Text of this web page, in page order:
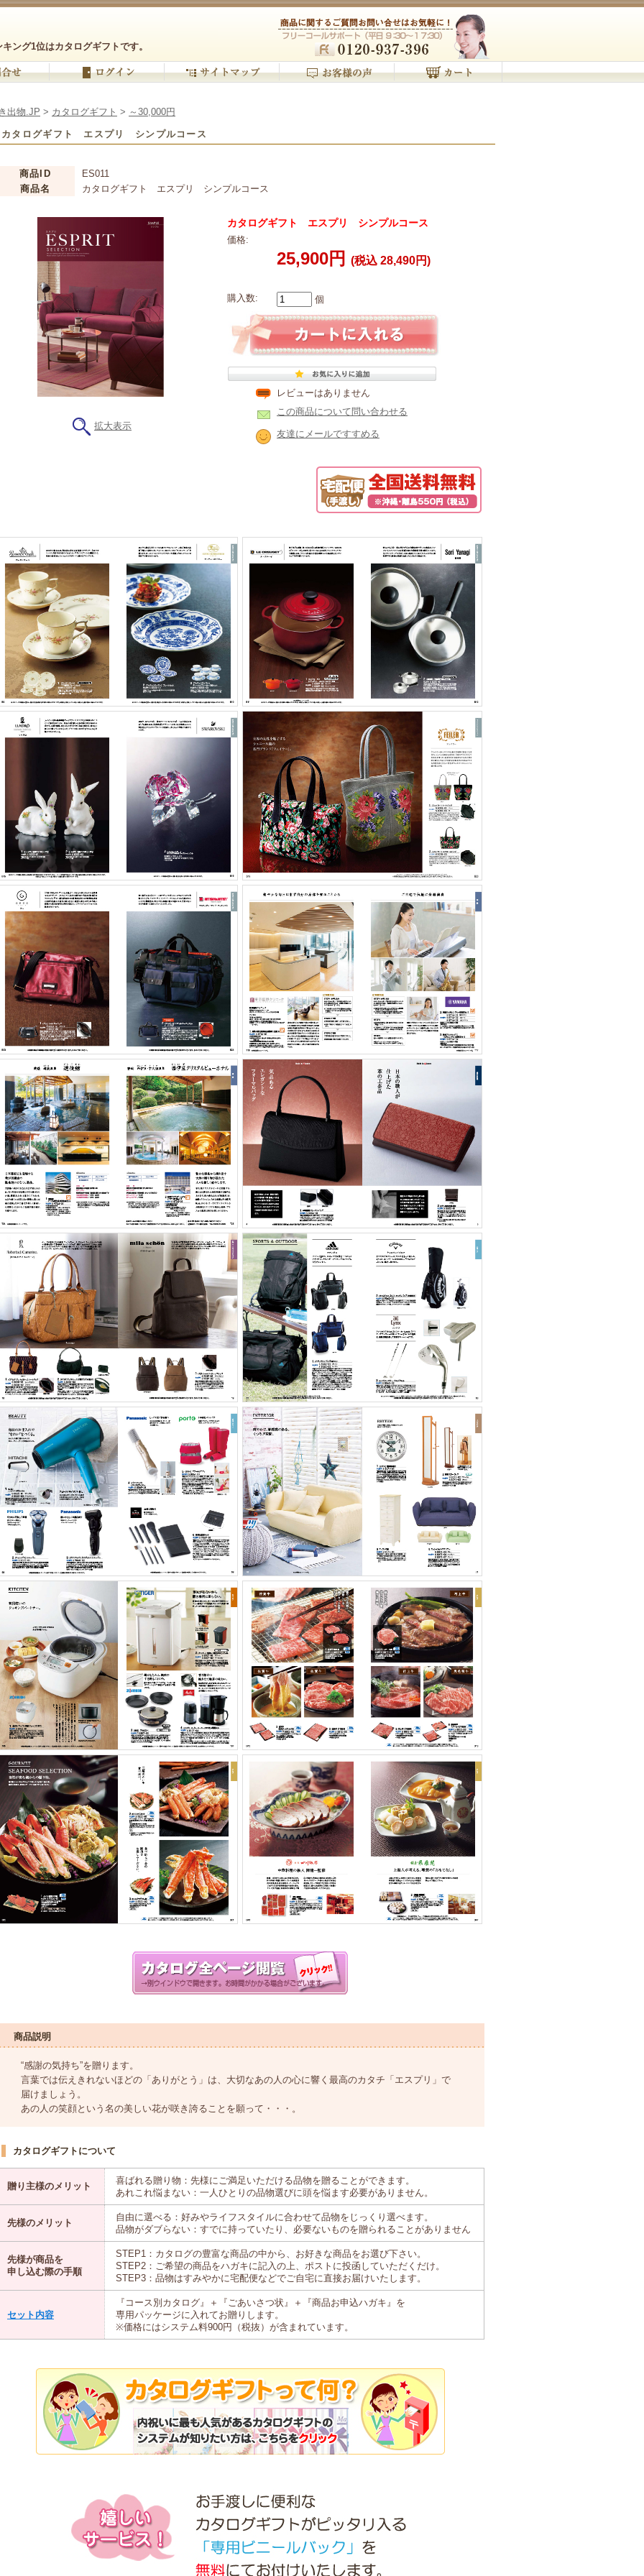
ング1位はカタログギフトです。
出物.JP > カタログギフト > ～30,000円
カタログギフト エスプリ シンプルコース
商品ID
ES011
商品名
カタログギフト エスプリ シンプルコース
拡大表示
カタログギフト エスプリ シンプルコース
価格:
25,900円 (税込 28,490円)
購入数: 個
レビューはありません
この商品について問い合わせる
友達にメールですすめる
商品説明
“感謝の気持ち”を贈ります。
言葉では伝えきれないほどの「ありがとう」は、大切なあの人の心に響く最高のカタチ「エスプリ」で
届けましょう。
あの人の笑顔という名の美しい花が咲き誇ることを願って・・・。
カタログギフトについて
贈り主様のメリット
喜ばれる贈り物：先様にご満足いただける品物を贈ることができます。
あれこれ悩まない：一人ひとりの品物選びに頭を悩ます必要がありません。
先様のメリット
自由に選べる：好みやライフスタイルに合わせて品物をじっくり選べます。
品物がダブらない：すでに持っていたり、必要ないものを贈られることがありません
先様が商品を
申し込む際の手順
STEP1：カタログの豊富な商品の中から、お好きな商品をお選び下さい。
STEP2：ご希望の商品をハガキに記入の上、ポストに投函していただくだけ。
STEP3：品物はすみやかに宅配便などでご自宅に直接お届けいたします。
セット内容
『コース別カタログ』＋『ごあいさつ状』＋『商品お申込ハガキ』を
専用パッケージに入れてお贈りします。
※価格にはシステム料900円（税抜）が含まれています。